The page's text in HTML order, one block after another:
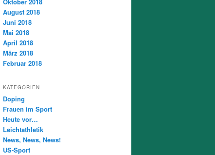
August 2018
Juni 2018
Mai 2018
April 2018
März 2018
Februar 2018
KATEGORIEN
Doping
Frauen im Sport
Heute vor…
Leichtathletik
News, News, News!
US-Sport